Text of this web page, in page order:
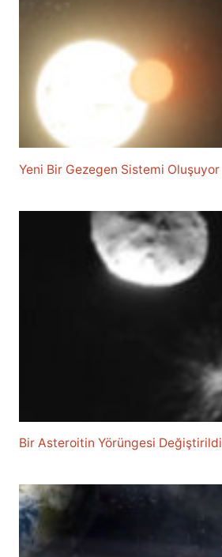
Yeni Bir Gezegen Sistemi Oluşuyor
Bir Asteroitin Yörüngesi Değiştirildi